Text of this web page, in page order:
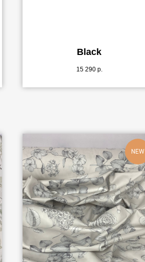
Black
15 290 р.
NEW